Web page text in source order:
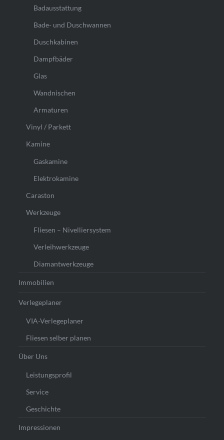
Badausstattung
Bade- und Duschwannen
Duschkabinen
Dampfbäder
Glas
Wandnischen
Armaturen
Vinyl / Parkett
Kamine
Gaskamine
Elektrokamine
Caraston
Werkzeuge
Fliesen – Nivelliersystem
Verleihwerkzeuge
Diamantwerkzeuge
Immobilien
Verlegeplaner
VIA-Verlegeplaner
Fliesen selber planen
Über Uns
Leistungsprofil
Service
Geschichte
Impressionen